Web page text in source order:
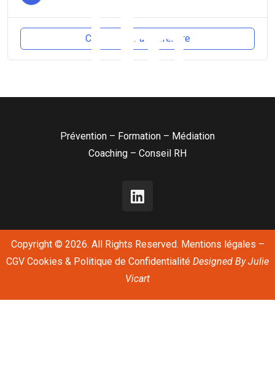
Commencer à apprendre
Prévention – Formation – Médiation
Coaching – Conseil RH
Copyright © 2026. All Rights Reserved. Mentions légales –
CGV Cookies & Politique de Confidentialité Designed ByJulie
Vicart